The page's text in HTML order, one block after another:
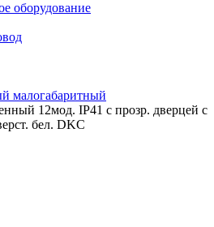
оборудование
малогабаритный
12мод. IP41 с прозр. дверцей с
бел. DKC